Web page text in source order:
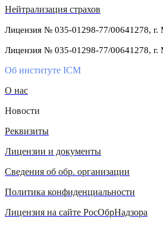
Нейтрализация страхов
Лицензия № 035-01298-77/00641278, г.
Лицензия № 035-01298-77/00641278, г.
Об институте ICM
О нас
Новости
Реквизиты
Лицензии и документы
Сведения об обр. организации
Политика конфиденциальности
Лицензия на сайте РосОбрНадзора